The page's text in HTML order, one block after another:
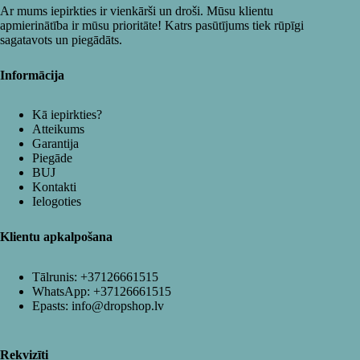
Ar mums iepirkties ir vienkārši un droši. Mūsu klientu
apmierinātība ir mūsu prioritāte! Katrs pasūtījums tiek rūpīgi
sagatavots un piegādāts.
Informācija
Kā iepirkties?
Atteikums
Garantija
Piegāde
BUJ
Kontakti
Ielogoties
Klientu apkalpošana
Tālrunis: +37126661515
WhatsApp: +37126661515
Epasts: info@dropshop.lv
Rekvizīti